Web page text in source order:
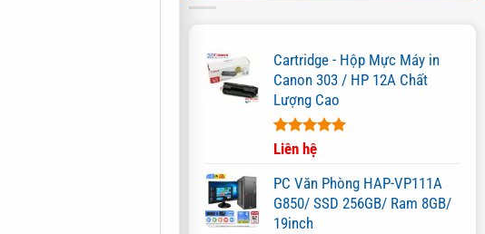
Cartridge - Hộp Mực Máy in
Canon 303 / HP 12A Chất
Lượng Cao
Được xếp
5.00
5 sao
Liên hệ
PC Văn Phòng HAP-VP111A
G850/ SSD 256GB/ Ram 8GB/
19inch